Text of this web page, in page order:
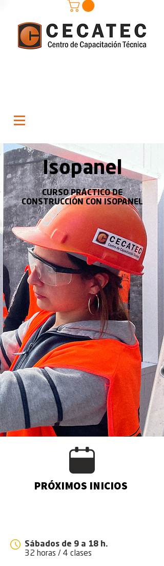
Isopanel
CURSO PRÁCTICO DE
CONSTRUCCIÓN CON ISOPANEL
PRÓXIMOS INICIOS
Sábados de 9 a 18 h.
32 horas / 4 clases